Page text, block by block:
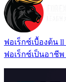
ฟอเร็กซ์เบื้องต้น
ฟอเร็กซ์เป็นอาชีพ